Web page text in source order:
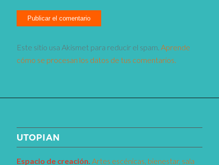
Este sitio usa Akismet para reducir el spam. Aprende
cómo se procesan los datos de tus comentarios.
UTOPIAN
Espacio de creación. Artes escénicas, bienestar, sala